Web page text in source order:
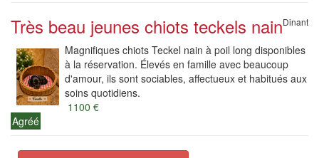
Très beau jeunes chiots teckels nainDinant
Magnifiques chiots Teckel nain à poil long disponibles
à la réservation. Élevés en famille avec beaucoup
d'amour, ils sont sociables, affectueux et habitués aux
soins quotidiens.
1100 €
Agréé